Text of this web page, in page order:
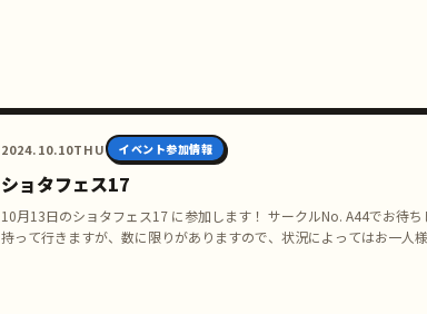
2024.10.10THU イベント参加情報
ショタフェス17
10月13日のショタフェス17 に参加します！ サークルNo. A44でお待
持って行きますが、数に限りがありますので、状況によってはお一人